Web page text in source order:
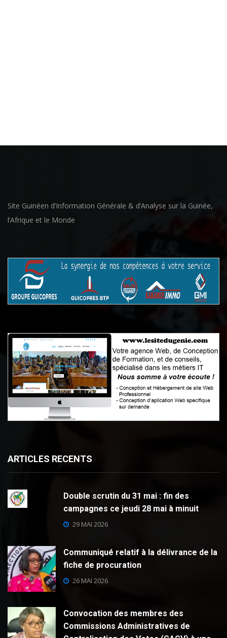
Site Guinéen d’Information Générale & d’Analyse sur la Guinée,
l’Afrique et le Monde
ARTICLES RECENTS
Double scrutin du 31 mai : fin des
campagnes ce jeudi 28 mai à minuit
29 MAI 2026
Communiqué relatif à la délivrance de la
fiche de procuration
26 MAI 2026
Convocation des membres des
Commissions Administratives de